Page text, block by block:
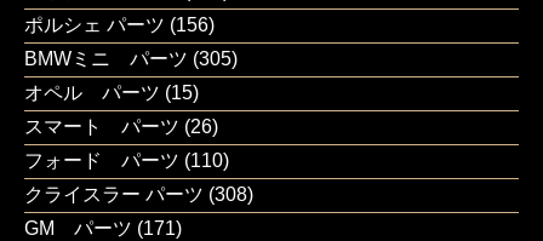
ポルシェ パーツ (156)
BMWミニ パーツ (305)
オペル パーツ (15)
スマート パーツ (26)
フォード パーツ (110)
クライスラー パーツ (308)
GM パーツ (171)